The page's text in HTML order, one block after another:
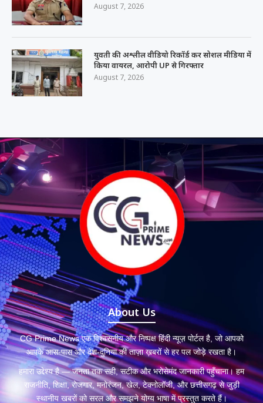
August 7, 2026
युवती की अश्लील वीडियो रिकॉर्ड कर सोशल मीडिया में
किया वायरल, आरोपी UP से गिरफ्तार
August 7, 2026
About Us
CG Prime News एक विश्वसनीय और निष्पक्ष हिंदी न्यूज़ पोर्टल है, जो आपको
आपके आस-पास और देश-दुनिया की ताज़ा ख़बरों से हर पल जोड़े रखता है।
हमारा उद्देश्य है — जनता तक सही, सटीक और भरोसेमंद जानकारी पहुँचाना। हम
राजनीति, शिक्षा, रोजगार, मनोरंजन, खेल, टेक्नोलॉजी, और छत्तीसगढ़ से जुड़ी
स्थानीय खबरों को सरल और समझने योग्य भाषा में प्रस्तुत करते हैं।